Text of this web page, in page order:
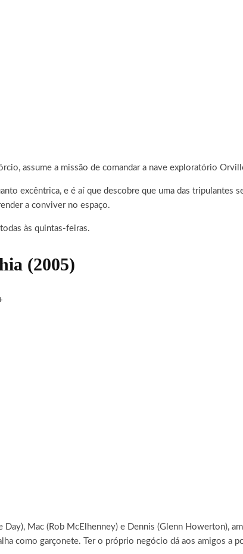
assume a missão de comandar a nave exploratório
excêntrica, e é aí que descobre que uma das tripulantes
a conviver no espaço.
às quintas-feiras.
(2005)
Day), Mac (Rob McElhenney) e Dennis (Glenn Howerton),
como garçonete. Ter o próprio negócio dá aos amigos a